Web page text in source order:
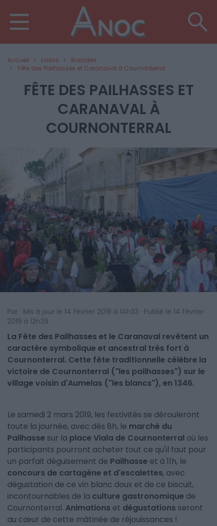
Accueil Loisirs
Balades
Fête des Pailhasses et Caranaval à Cournonterral
FÊTE DES PAILHASSES ET
CARANAVAL À
COURNONTERRAL
Par · Mis à jour le 14 février 2019 à 14h33 · Publié le 14 février
2019 à 12h29
La Fête des Pailhasses et le Caranaval revêtent un
caractère symbolique et ancestral très fort à
Cournonterral. Cette fête traditionnelle célèbre la
victoire de Cournonterral ("les pailhasses") sur le
village voisin d'Aumelas ("les blancs"), en 1346.
Le samedi 2 mars 2019, les festivités se dérouleront
toute la journée, avec dès 8h, le marché du
Pailhasse sur la place Viala de Cournonterral où les
participants pourront acheter tout ce qu'il faut pour
un parfait déguisement de Pailhasse et à 11h, le
concours de cartagène et d'escalettes, avec
dégustation de ce vin blanc doux et de ce biscuit,
incontournables de la culture gastronomique de
Cournonterral. Animations et dégustations seront
au cœur de cette mâtinée de réjouissances !